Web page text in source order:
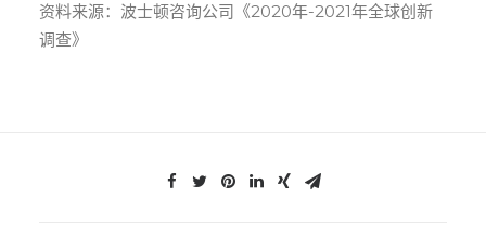
资料来源：波士顿咨询公司《2020年-2021年全球创新
调查》